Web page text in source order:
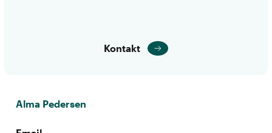
Kontakt
Alma Pedersen